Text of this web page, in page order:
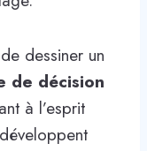
dessiner un
de décision
à l’esprit